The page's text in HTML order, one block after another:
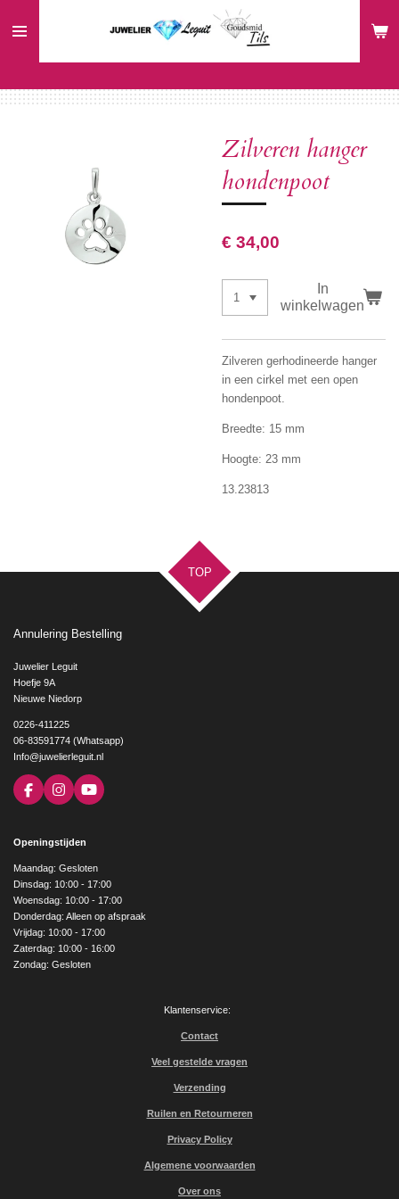
direct
hoofdinhoud
Zilveren hanger
hondenpoot
€ 34,00
In
winkelwagen
Zilveren gerhodineerde hanger
in een cirkel met een open
hondenpoot.
Breedte: 15 mm
Hoogte: 23 mm
13.23813
TOP
Annulering Bestelling
Juwelier Leguit
Hoefje 9A
Nieuwe Niedorp
0226-411225
06-83591774 (Whatsapp)
Info@juwelierleguit.nl
F
a
b
o
k
I
n
a
g
r
a
m
Y
o
e
Openingstijden
Maandag: Gesloten
Dinsdag: 10:00 - 17:00
Woensdag: 10:00 - 17:00
Donderdag: Alleen op afspraak
Vrijdag: 10:00 - 17:00
Zaterdag: 10:00 - 16:00
Zondag: Gesloten
Klantenservice:
Contact
Veel gestelde vragen
Verzending
Ruilen en Retourneren
Privacy Policy
Algemene voorwaarden
Over ons